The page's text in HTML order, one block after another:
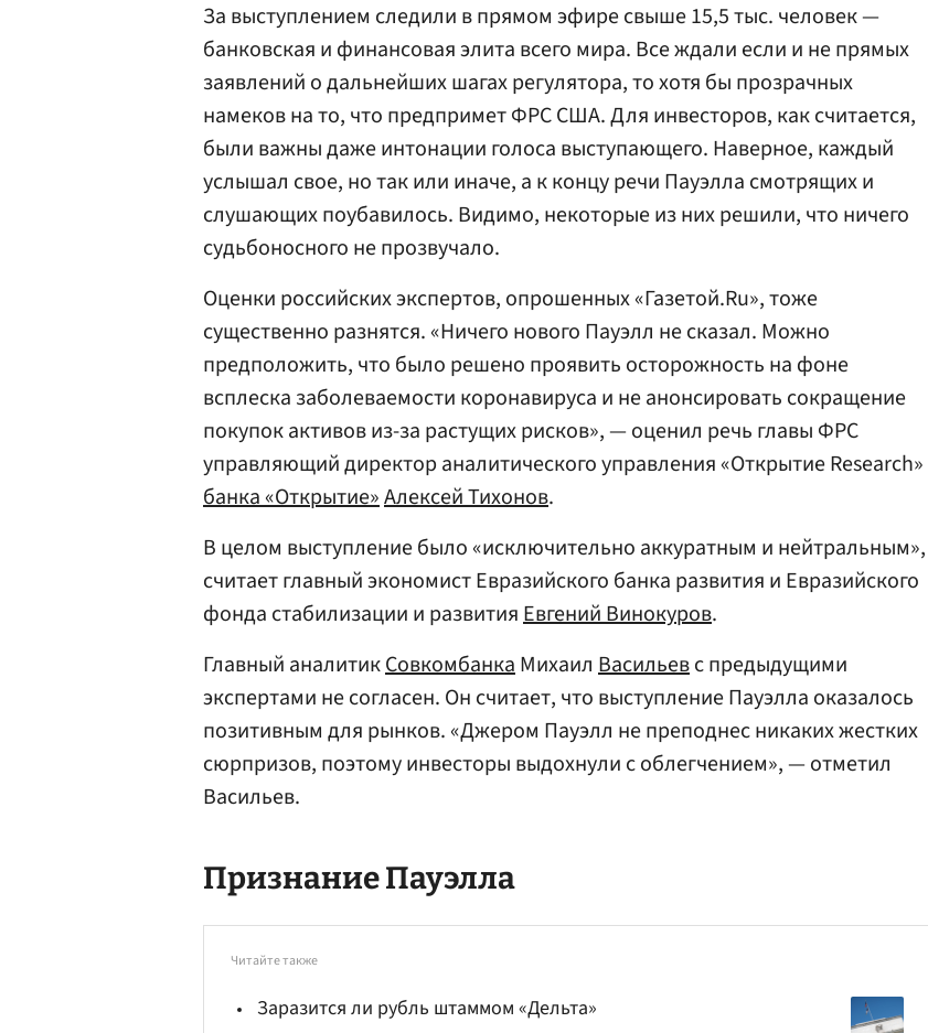
За выступлением следили в прямом эфире свыше 15,5 тыс. человек —
банковская и финансовая элита всего мира. Все ждали если и не прямых
заявлений о дальнейших шагах регулятора, то хотя бы прозрачных
намеков на то, что предпримет ФРС США. Для инвесторов, как считается,
были важны даже интонации голоса выступающего. Наверное, каждый
услышал свое, но так или иначе, а к концу речи Пауэлла смотрящих и
слушающих поубавилось. Видимо, некоторые из них решили, что ничего
судьбоносного не прозвучало.
Оценки российских экспертов, опрошенных «Газетой.Ru», тоже
существенно разнятся. «Ничего нового Пауэлл не сказал. Можно
предположить, что было решено проявить осторожность на фоне
всплеска заболеваемости коронавируса и не анонсировать сокращение
покупок активов из-за растущих рисков», — оценил речь главы ФРС
управляющий директор аналитического управления «Открытие Research»
банка «Открытие»Алексей Тихонов.
В целом выступление было «исключительно аккуратным и нейтраль­ным»,
считает главный экономист Евразийского банка развития и Евразийского
фонда стабилизации и развитияЕвгений Винокуров.
Главный аналитикСовкомбанкаМихаил Васильевс предыдущими
экспертами не согласен. Он считает, что выступление Пауэлла оказалось
позитивным для рынков. «Джером Пауэлл не преподнес никаких жестких
сюрпризов, поэтому инвесторы выдохнули с облегчением», — отметил
Васильев.
Признание Пауэлла
Читайте также
Заразится ли рубль штаммом «Дельта»